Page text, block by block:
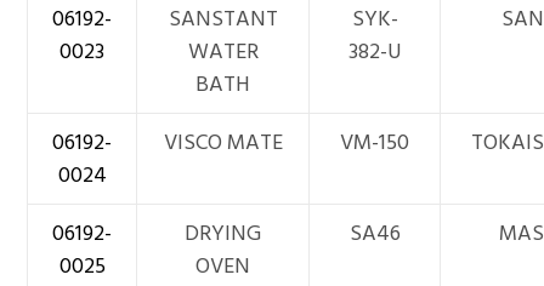
06192-
0023
SANSTANT
WATER
BATH
SYK-
382-U
06192-
0024
VISCO MATE VM-150
06192-
0025
DRYING
OVEN
SA46